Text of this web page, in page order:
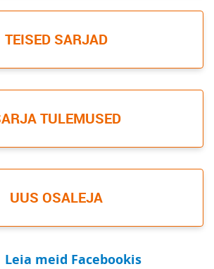
TEISED SARJAD
TULEMUSED
UUS OSALEJA
Leia meid Facebookis